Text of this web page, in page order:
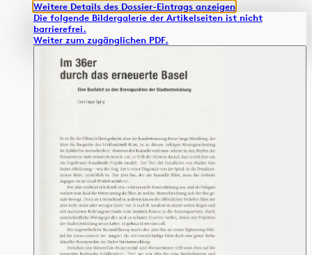
Weitere Details des Dossier-Eintrags anzeigen
Die folgende Bildergalerie der Artikelseiten ist nicht
barrierefrei.
Weiter zum zugänglichen PDF.